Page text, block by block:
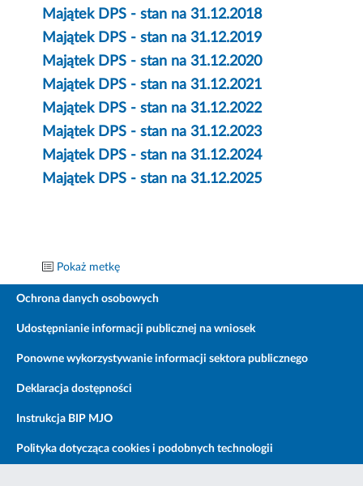
Majątek DPS - stan na 31.12.2018
Majątek DPS - stan na 31.12.2019
Majątek DPS - stan na 31.12.2020
Majątek DPS - stan na 31.12.2021
Majątek DPS - stan na 31.12.2022
Majątek DPS - stan na 31.12.2023
Majątek DPS - stan na 31.12.2024
Majątek DPS - stan na 31.12.2025
Pokaż metkę
Ochrona danych osobowych
Udostępnianie informacji publicznej na wniosek
Ponowne wykorzystywanie informacji sektora publicznego
Deklaracja dostępności
Instrukcja BIP MJO
Polityka dotycząca cookies i podobnych technologii